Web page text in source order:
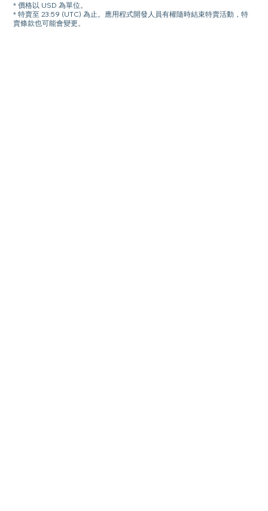
* 價格以 USD 為單位。
* 特賣至 23:59 (UTC) 為止。應用程式開發人員有權隨時結束特賣活動，特
賣條款也可能會變更。